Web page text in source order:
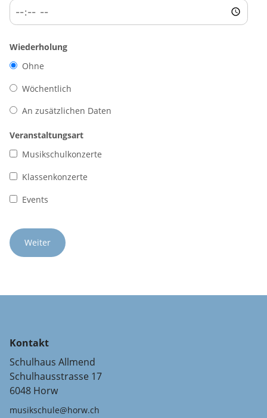
Wiederholung
Ohne
Wöchentlich
An zusätzlichen Daten
Veranstaltungsart
Musikschulkonzerte
Klassenkonzerte
Events
Kontakt
Schulhaus Allmend
Schulhausstrasse 17
6048 Horw
musikschule@horw.ch